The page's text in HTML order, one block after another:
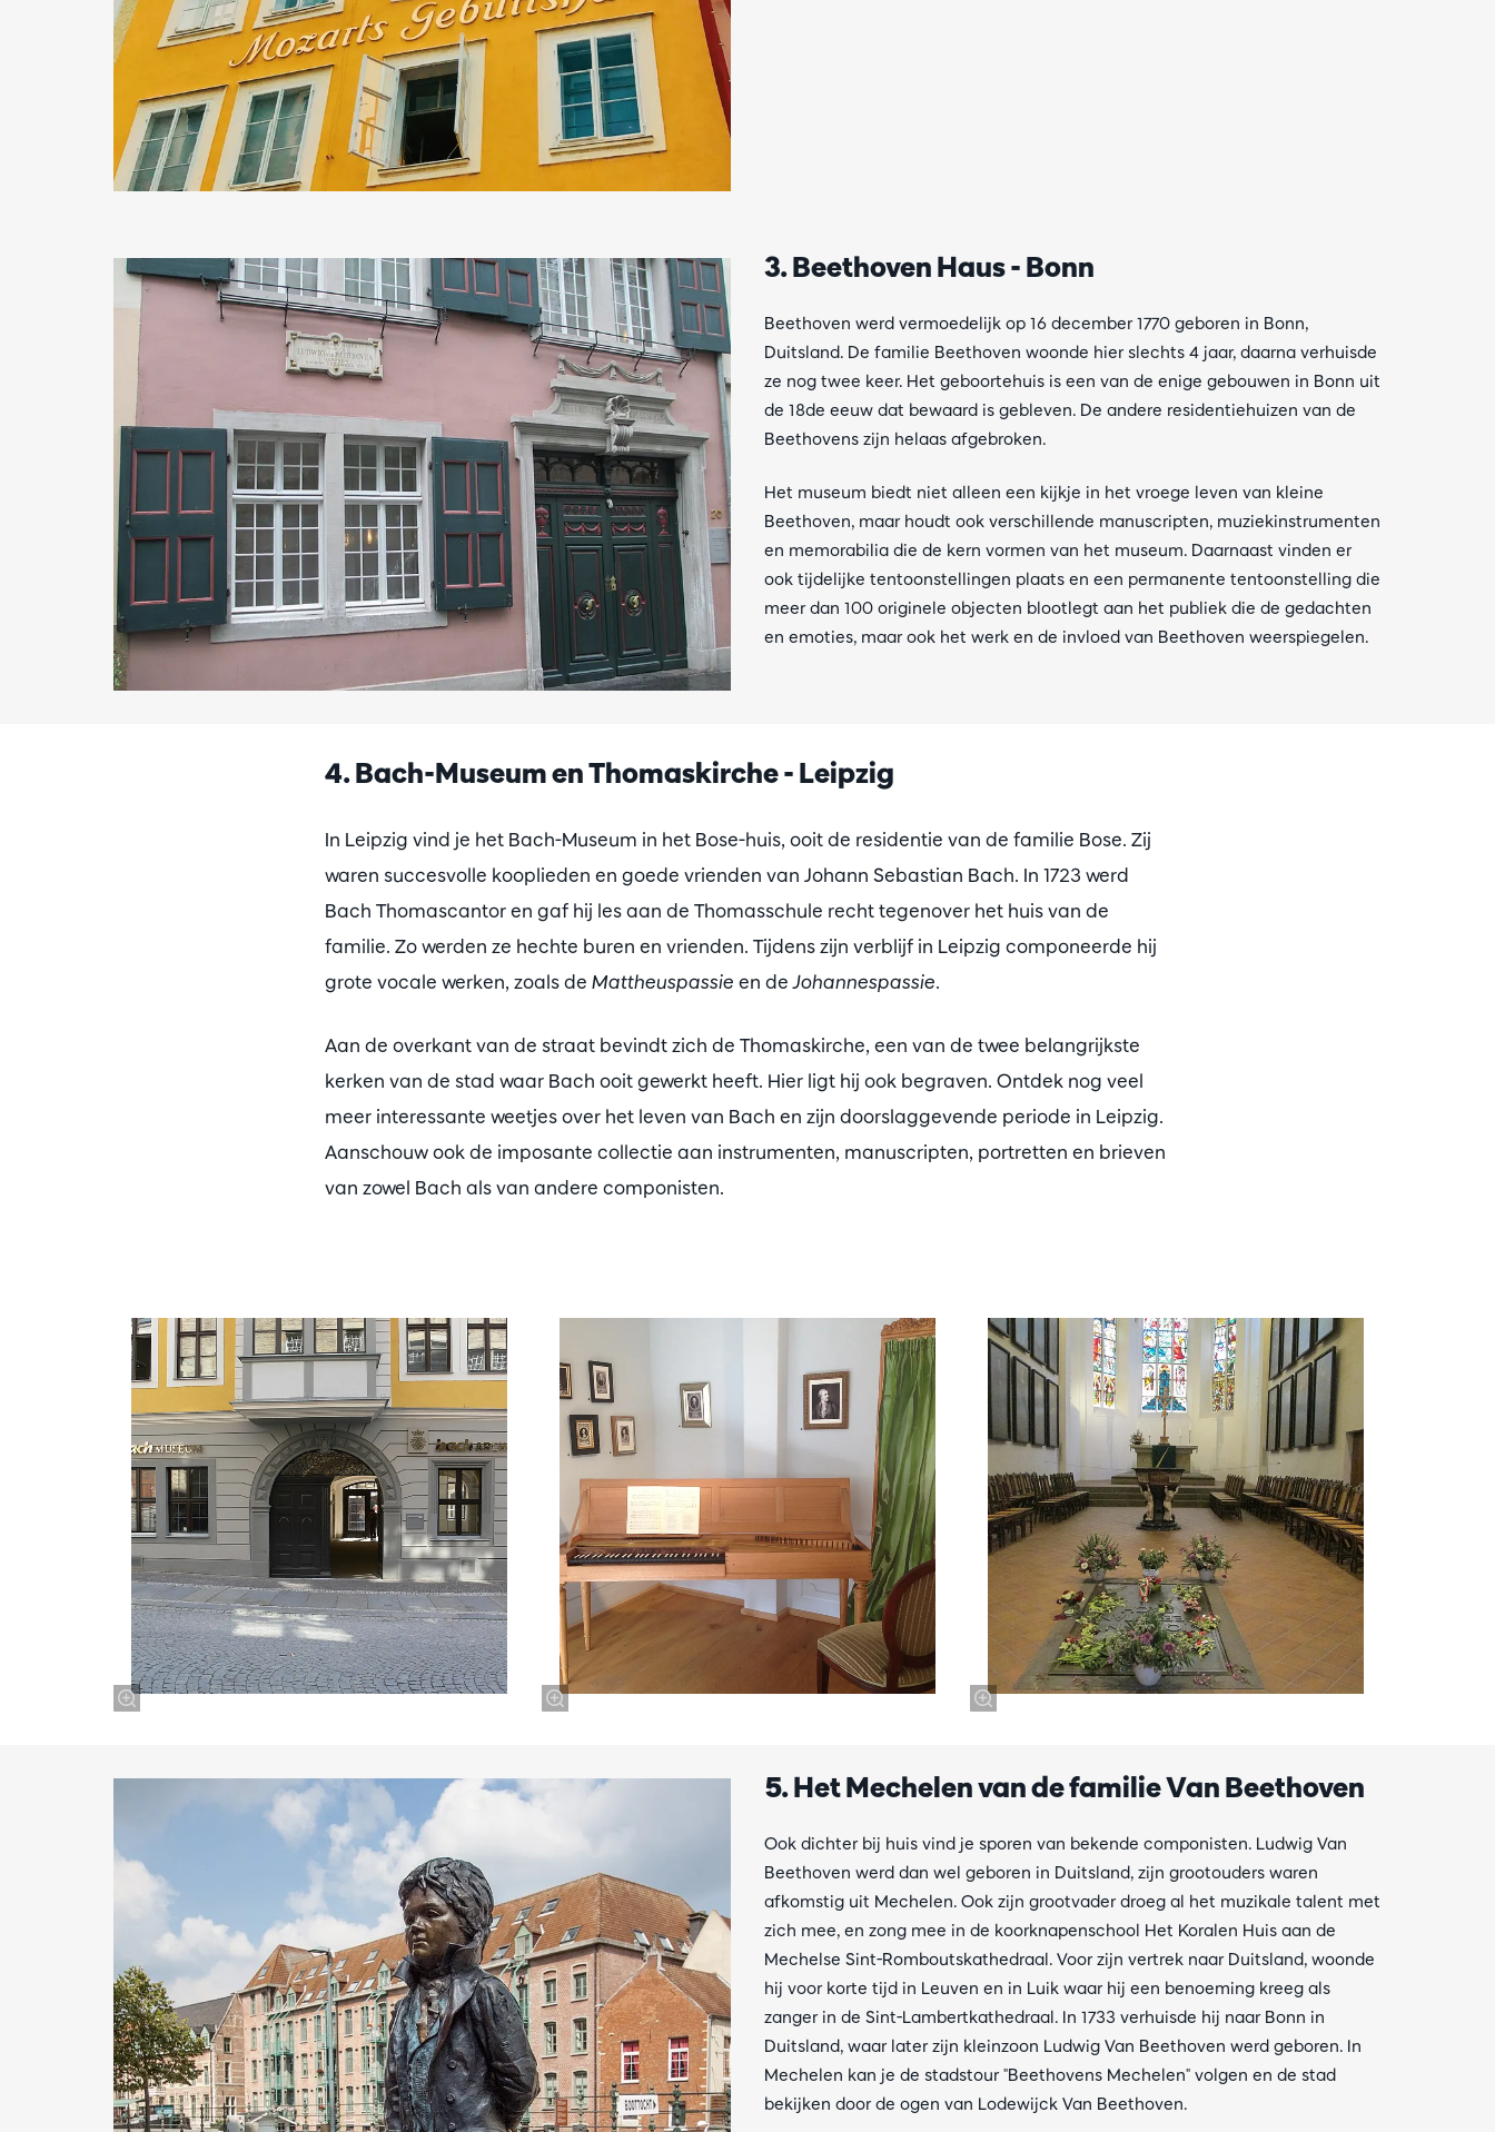
3. Beethoven Haus - Bonn
Beethoven werd vermoedelijk op 16 december 1770 geboren in Bonn,
Duitsland. De familie Beethoven woonde hier slechts 4 jaar, daarna verhuisde
ze nog twee keer. Het geboortehuis is een van de enige gebouwen in Bonn uit
de 18de eeuw dat bewaard is gebleven. De andere residentiehuizen van de
Beethovens zijn helaas afgebroken.
Het museum biedt niet alleen een kijkje in het vroege leven van kleine
Beethoven, maar houdt ook verschillende manuscripten, muziekinstrumenten
en memorabilia die de kern vormen van het museum. Daarnaast vinden er
ook tijdelijke tentoonstellingen plaats en een permanente tentoonstelling die
meer dan 100 originele objecten blootlegt aan het publiek die de gedachten
en emoties, maar ook het werk en de invloed van Beethoven weerspiegelen.
4. Bach-Museum en Thomaskirche - Leipzig
In Leipzig vind je het Bach-Museum in het Bose-huis, ooit de residentie van de familie Bose. Zij
waren succesvolle kooplieden en goede vrienden van Johann Sebastian Bach. In 1723 werd
Bach Thomascantor en gaf hij les aan de Thomasschule recht tegenover het huis van de
familie. Zo werden ze hechte buren en vrienden. Tijdens zijn verblijf in Leipzig componeerde hij
grote vocale werken, zoals de Mattheuspassie en deJohannespassie.
Aan de overkant van de straat bevindt zich de Thomaskirche, een van de twee belangrijkste
kerken van de stad waar Bach ooit gewerkt heeft. Hier ligt hij ook begraven. Ontdek nog veel
meer interessante weetjes over het leven van Bach en zijn doorslaggevende periode in Leipzig.
Aanschouw ook de imposante collectie aan instrumenten, manuscripten, portretten en brieven
van zowel Bach als van andere componisten.
5. Het Mechelen van de familie Van Beethoven
Ook dichter bij huis vind je sporen van bekende componisten. Ludwig Van
Beethoven werd dan wel geboren in Duitsland, zijn grootouders waren
afkomstig uit Mechelen. Ook zijn grootvader droeg al het muzikale talent met
zich mee, en zong mee in de koorknapenschool Het Koralen Huis aan de
Mechelse Sint-Romboutskathedraal. Voor zijn vertrek naar Duitsland, woonde
hij voor korte tijd in Leuven en in Luik waar hij een benoeming kreeg als
zanger in de Sint-Lambertkathedraal. In 1733 verhuisde hij naar Bonn in
Duitsland, waar later zijn kleinzoon Ludwig Van Beethoven werd geboren. In
Mechelen kan je de stadstour "Beethovens Mechelen" volgen en de stad
bekijken door de ogen van Lodewijck Van Beethoven.